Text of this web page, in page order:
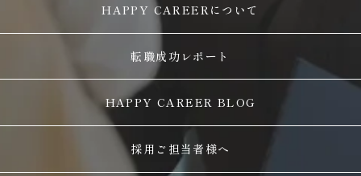
HAPPY CAREERについて
転職成功レポート
HAPPY CAREER BLOG
採用ご担当者様へ